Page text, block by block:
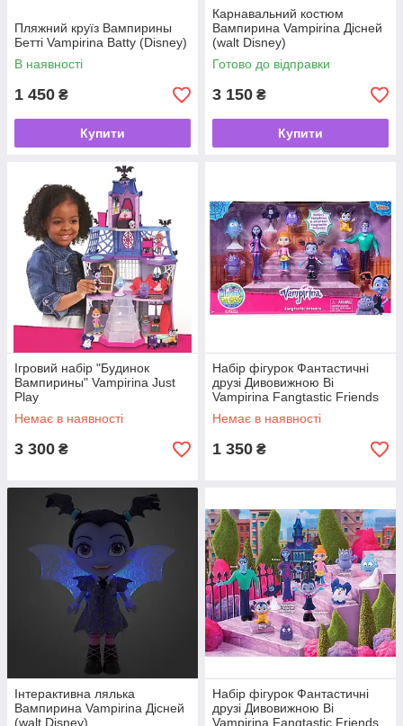
Пляжний круїз Вампирины
Бетті Vampirina Batty (Disney)
В наявності
1 450 ₴
Купити
Карнавальний костюм
Вампирина Vampirina Дісней
(walt Disney)
Готово до відправки
3 150 ₴
Купити
Ігровий набір "Будинок
Вампирины" Vampirina Just
Play
Немає в наявності
3 300 ₴
Набір фігурок Фантастичні
друзі Дивовижною Ві
Vampirina Fangtastic Friends
Just Play
Немає в наявності
1 350 ₴
Інтерактивна лялька
Вампирина Vampirina Дісней
(walt Disney)
Набір фігурок Фантастичні
друзі Дивовижною Ві
Vampirina Fangtastic Friends